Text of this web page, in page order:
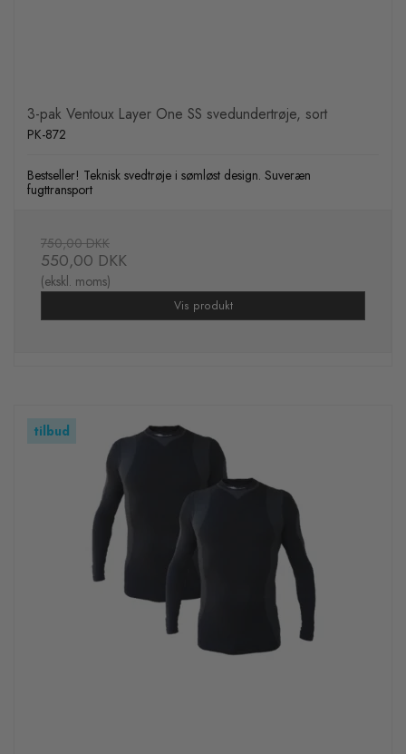
3-pak Ventoux Layer One SS svedundertrøje, sort
PK-872
Bestseller! Teknisk svedtrøje i sømløst design. Suveræn
fugttransport
750,00 DKK
550,00 DKK
(ekskl. moms)
Vis produkt
tilbud